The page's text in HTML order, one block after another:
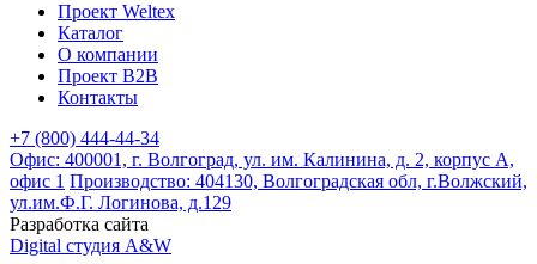
Проект Weltex
Каталог
О компании
Проект B2B
Контакты
+7 (800) 444-44-34
Офис: 400001, г. Волгоград, ул. им. Калинина, д. 2, корпус А,
офис 1 Производство: 404130, Волгоградская обл, г.Волжский,
ул.им.Ф.Г. Логинова, д.129
Разработка сайта
Digital студия A&W